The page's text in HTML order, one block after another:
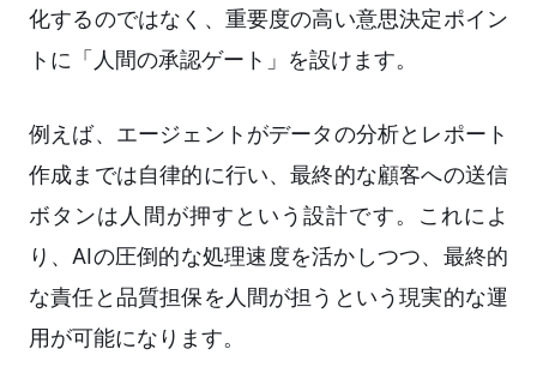
化するのではなく、重要度の高い意思決定ポイン
トに「人間の承認ゲート」を設けます。
例えば、エージェントがデータの分析とレポート
作成までは自律的に行い、最終的な顧客への送信
ボタンは人間が押すという設計です。これによ
り、AIの圧倒的な処理速度を活かしつつ、最終的
な責任と品質担保を人間が担うという現実的な運
用が可能になります。